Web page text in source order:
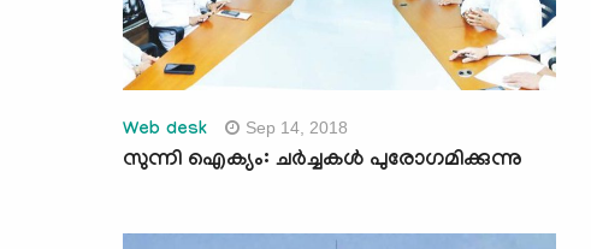
Web desk Sep 14, 2018
സുന്നി ഐക്യം: ചര്‍ച്ചകള്‍ പുരോഗമിക്കുന്നു